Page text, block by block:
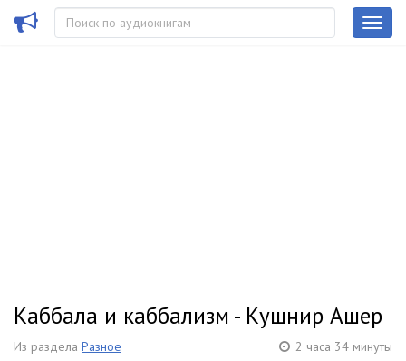
Каббала и каббализм - Кушнир Ашер
Из раздела Разное 2 часа 34 минуты